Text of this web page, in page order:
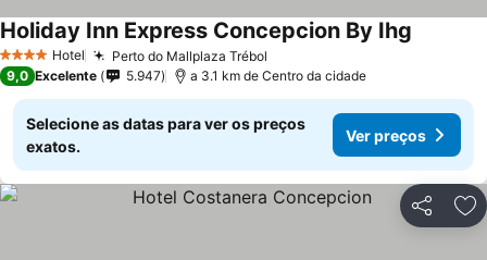
4 EstrelasHotel Perto do Mallplaza Trébol
Holiday Inn Express Concepcion By Ihg
9,0 Excelente 5.947 a 3.1 km de Centro da cidade
Selecione as datas para ver os preços
exatos.
Ver preços
Partilhar